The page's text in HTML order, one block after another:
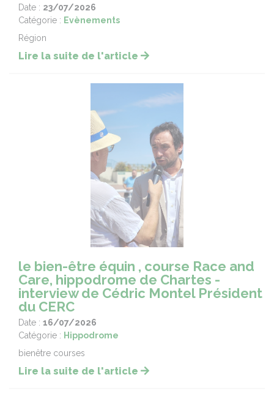
Date : 23/07/2026
Catégorie : Evènements
Région
Lire la suite de l'article
le bien-être équin , course Race and
Care, hippodrome de Chartes -
interview de Cédric Montel Président
du CERC
Date : 16/07/2026
Catégorie : Hippodrome
bienêtre courses
Lire la suite de l'article